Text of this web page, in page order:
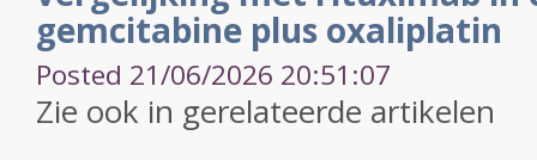
gemcitabine plus oxaliplatin
Posted 21/06/2026 20:51:07
Zie ook in gerelateerde artikelen